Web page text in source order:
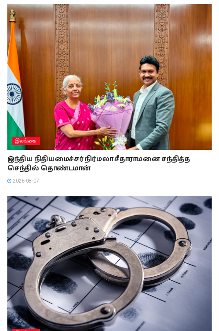
இலங்கை
இந்திய நிதியமைச்சர் நிர்மலா சீதாராமனை சந்தித்த
செந்தில் தொண்டமான்
2026-08-07